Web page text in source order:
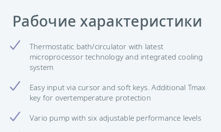
Рабочие характеристики
Thermostatic bath/circulator with latest
microprocessor technology and integrated cooling
system
Easy input via cursor and soft keys. Additional Tmax
key for overtemperature protection
Vario pump with six adjustable performance levels